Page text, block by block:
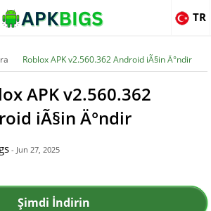
TR
Roblox APK v2.560.362 Android iÃ§in Ä°ndir
APK v2.560.362
iÃ§in Ä°ndir
- Jun 27, 2025
Şimdi İndirin